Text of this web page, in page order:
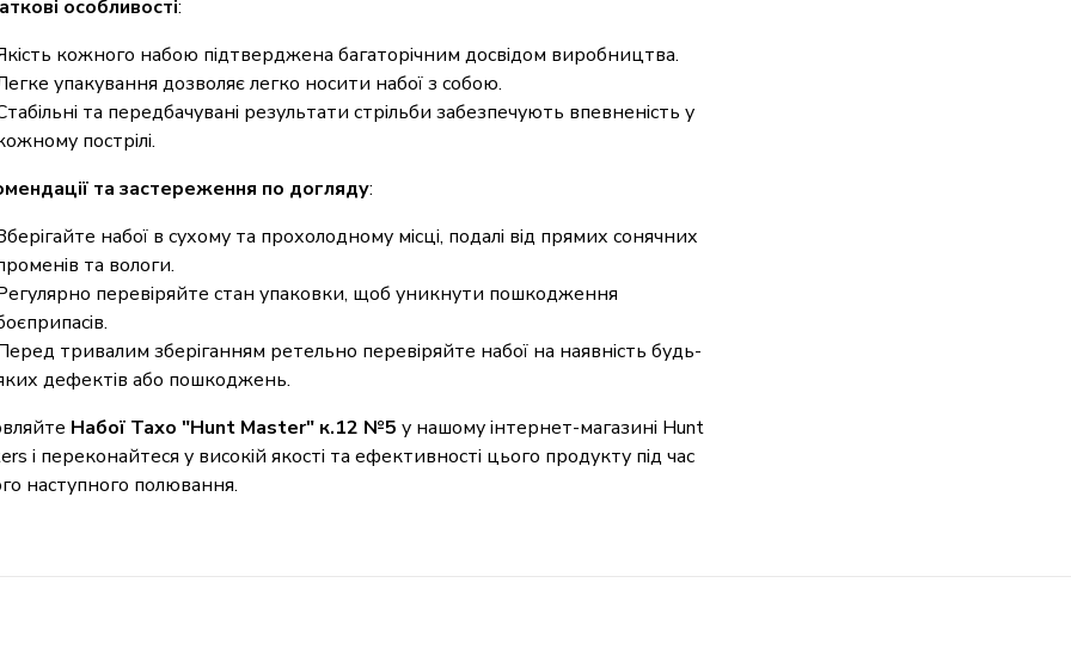
особливості:
кожного набою підтверджена багаторічним досвідом виробництва.
упакування дозволяє легко носити набої з собою.
та передбачувані результати стрільби забезпечують впевненість у
пострілі.
та застереження по догляду:
набої в сухому та прохолодному місці, подалі від прямих сонячних
та вологи.
перевіряйте стан упаковки, щоб уникнути пошкодження
тривалим зберіганням ретельно перевіряйте набої на наявність будь-
дефектів або пошкоджень.
Набої Тахо "Hunt Master" к.12 №5 у нашому інтернет-магазині Hunt
і переконайтеся у високій якості та ефективності цього продукту під час
наступного полювання.